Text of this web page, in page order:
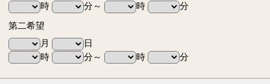
時
分～ 時
分
第二希望
月
日
時
分～ 時 分